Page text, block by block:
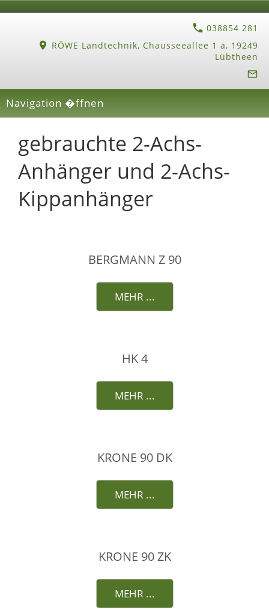
038854 281
RÖWE Landtechnik, Chausseeallee 1 a, 19249
Lübtheen
Navigation �ffnen
gebrauchte 2-Achs-
Anhänger und 2-Achs-
Kippanhänger
BERGMANN Z 90
MEHR ...
HK 4
MEHR ...
KRONE 90 DK
MEHR ...
KRONE 90 ZK
MEHR ...